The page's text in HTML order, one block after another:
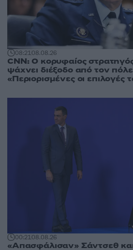
08:2108.08.26
CNN: Ο κορυφαίος
ψάχνει διέξοδο από τον
«Περιορισμένες οι
00:2108.08.26
«Απασφάλισαν» Σάντσεθ